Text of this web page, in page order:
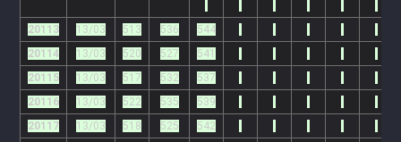
20113 13/03 513 536
544
20114
13/03 520 527
541
20115
13/03 517 532
537
20116
13/03 522 535
539
20117
13/03 518 525
542